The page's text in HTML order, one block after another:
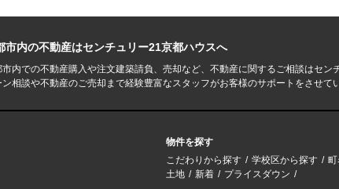
市内の不動産はセンチュリー21京都ハウスへ
市内での不動産購入や注文建築請負、売却など、不動産に関するご相談はセン
ン相談や不動産のご売却まで経験豊富なスタッフがお客様のサポートをさせて
物件を探す
こだわりから探す
学校区から探す
土地
新着 プライスダウン